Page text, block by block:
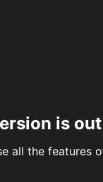
is
all the features